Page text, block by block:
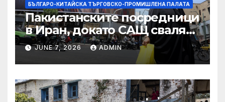
БЪЛГАРО-КИТАЙСКА ТЪРГОВСКО-ПРОМИШЛЕНА ПАЛАТА
Пакистанските посредници
в Иран, докато САЩ свалят
дронове, Ливан търси мир
JUNE 7, 2026 ADMIN